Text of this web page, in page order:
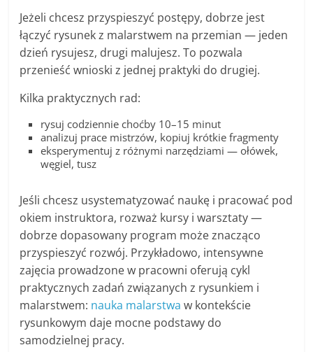
Jeżeli chcesz przyspieszyć postępy, dobrze jest
łączyć rysunek z malarstwem na przemian — jeden
dzień rysujesz, drugi malujesz. To pozwala
przenieść wnioski z jednej praktyki do drugiej.
Kilka praktycznych rad:
rysuj codziennie choćby 10–15 minut
analizuj prace mistrzów, kopiuj krótkie fragmenty
eksperymentuj z różnymi narzędziami — ołówek,
węgiel, tusz
Jeśli chcesz usystematyzować naukę i pracować pod
okiem instruktora, rozważ kursy i warsztaty —
dobrze dopasowany program może znacząco
przyspieszyć rozwój. Przykładowo, intensywne
zajęcia prowadzone w pracowni oferują cykl
praktycznych zadań związanych z rysunkiem i
malarstwem: nauka malarstwa w kontekście
rysunkowym daje mocne podstawy do
samodzielnej pracy.